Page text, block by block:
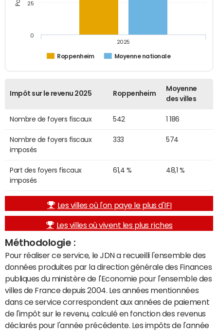
Roppenheim Moyenne nationale
2025
0
25
Impôt sur le revenu 2025 Roppenheim
Moyenne
des villes
Nombre de foyers fiscaux 542 1 186
Nombre de foyers fiscaux
imposés
333 574
Part des foyers fiscaux
imposés
61,4 % 48,1 %
Les villes où l'on paye le plus d'IFI
Les villes où vivent les plus riches
Méthodologie :
Pour réaliser ce service, le JDN a recueilli l'ensemble des
données produites par la direction générale des Finances
publiques du ministère de l'Economie pour l'ensemble des
villes de France depuis 2004. Les années mentionnées
dans ce service correspondent aux années de paiement
de l'impôt sur le revenu, calculé en fonction des revenus
déclarés pour l'année précédente. Les impôts de l'année